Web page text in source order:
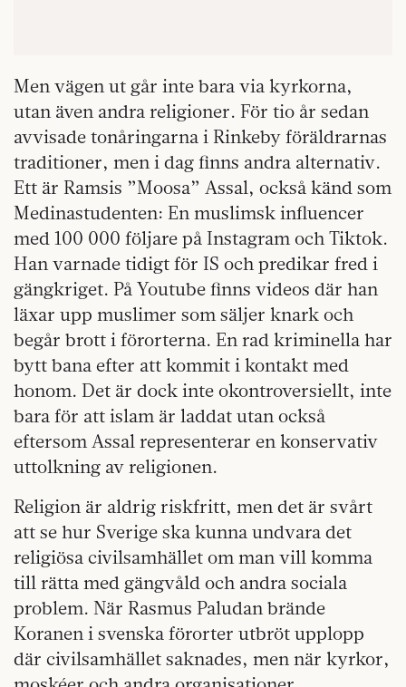
Men vägen ut går inte bara via kyrkorna,
utan även andra religioner. För tio år sedan
avvisade tonåringarna i Rinkeby föräldrarnas
traditioner, men i dag finns andra alternativ.
Ett är Ramsis ”Moosa” Assal, också känd som
Medinastudenten: En muslimsk influencer
med 100 000 följare på Instagram och Tiktok.
Han varnade tidigt för IS och predikar fred i
gängkriget. På Youtube finns videos där han
läxar upp muslimer som säljer knark och
begår brott i förorterna. En rad kriminella har
bytt bana efter att kommit i kontakt med
honom. Det är dock inte okontroversiellt, inte
bara för att islam är laddat utan också
eftersom Assal representerar en konservativ
uttolkning av religionen.
Religion är aldrig riskfritt, men det är svårt
att se hur Sverige ska kunna undvara det
religiösa civilsamhället om man vill komma
till rätta med gängvåld och andra sociala
problem. När Rasmus Paludan brände
Koranen i svenska förorter utbröt upplopp
där civilsamhället saknades, men när kyrkor,